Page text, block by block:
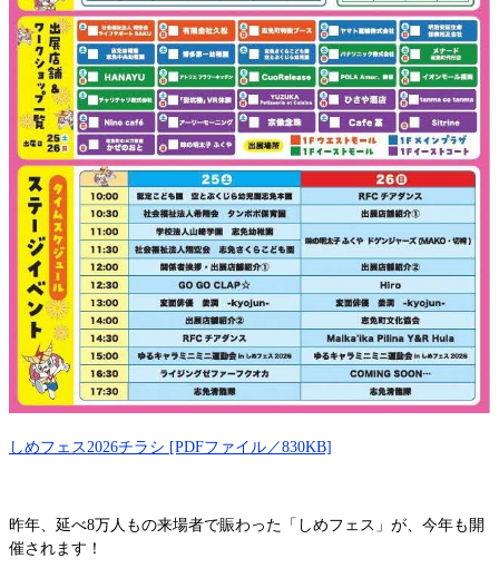
しめフェス2026チラシ [PDFファイル／830KB]
昨年、延べ8万人もの来場者で賑わった「しめフェス」が、今年も開
催されます！